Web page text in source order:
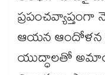
ఆయన ఆందోళన
యుద్ధాలతో